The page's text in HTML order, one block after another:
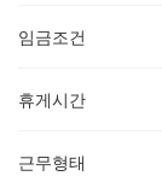
임금조건
휴게시간
근무형태